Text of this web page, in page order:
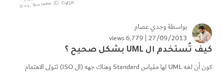
بواسطةوجدي عصام
27/09/2013 | 6٬779 views
كيف تُستخدم ال UML بشكل صحيح ؟
كون أن لغه UML لها مقياس Standard وهناك جهه (ال ISO) تتولى الاهتمام